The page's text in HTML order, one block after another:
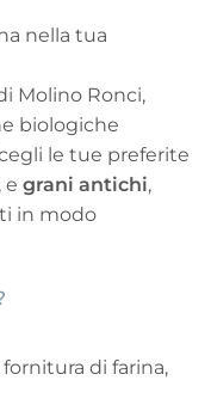
nella tua
Molino Ronci,
biologiche
le tue preferite
, e grani antichi,
in modo
di farina,